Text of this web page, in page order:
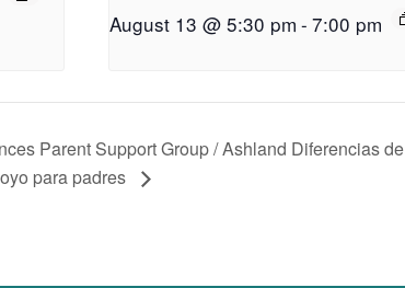
August 13 @ 5:30 pm - 7:00 pm
Parent Support Group / Ashland Diferencias de
para padres